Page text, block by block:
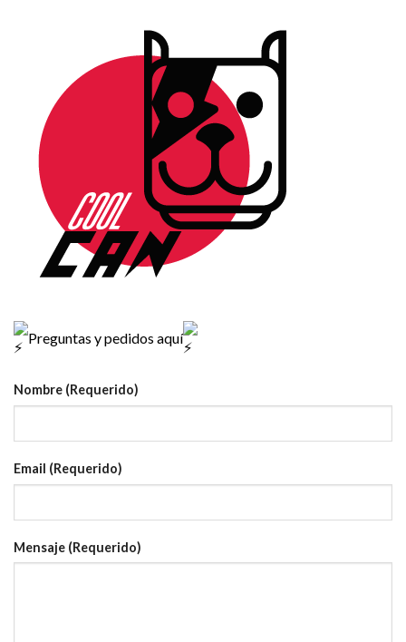
Preguntas y pedidos aquí
Nombre (Requerido)
Email (Requerido)
Mensaje (Requerido)